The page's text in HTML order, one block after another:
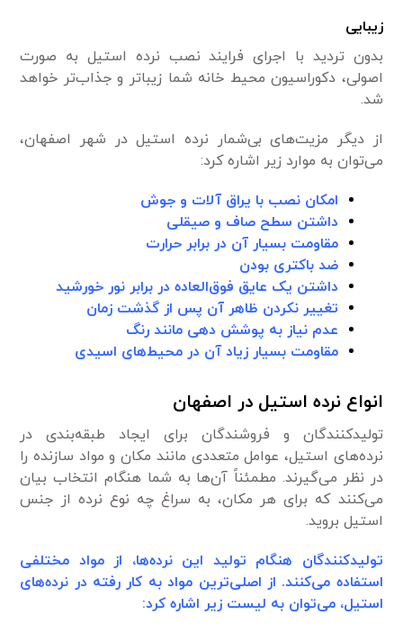
زیبایی
بدون تردید با اجرای فرایند نصب نرده استیل به صورت
اصولی، دکوراسیون محیط خانه شما زیبا‌تر و جذاب‌تر خواهد
شد.
از دیگر مزیت‌های بی‌شمار نرده استیل در شهر اصفهان،
می‌توان به موارد زیر اشاره کرد:
امکان نصب با یراق آلات و جوش
داشتن سطح صاف و صیقلی
مقاومت بسیار آن در برابر حرارت
ضد باکتری بودن
داشتن یک عایق فوق‌العاده در برابر نور خورشید
تغییر نکردن ظاهر آن پس از گذشت زمان
عدم نیاز به پوشش دهی مانند رنگ
مقاومت بسیار زیاد آن در محیط‌های اسیدی
انواع نرده استیل در اصفهان
تولید‌کنندگان و فروشندگان برای ایجاد طبقه‌بندی در
نرده‌های استیل، عوامل متعددی مانند مکان و مواد سازنده را
در نظر می‌گیرند. مطمئناً آن‌ها به شما هنگام انتخاب بیان
می‌کنند که برای هر مکان، به سراغ چه نوع نرده از جنس
استیل بروید.
تولید‌کنندگان هنگام تولید این نرده‌ها، از مواد مختلفی
استفاده می‌کنند. از اصلی‌ترین مواد به کار رفته در نرده‌های
استیل، می‌توان به لیست زیر اشاره کرد: